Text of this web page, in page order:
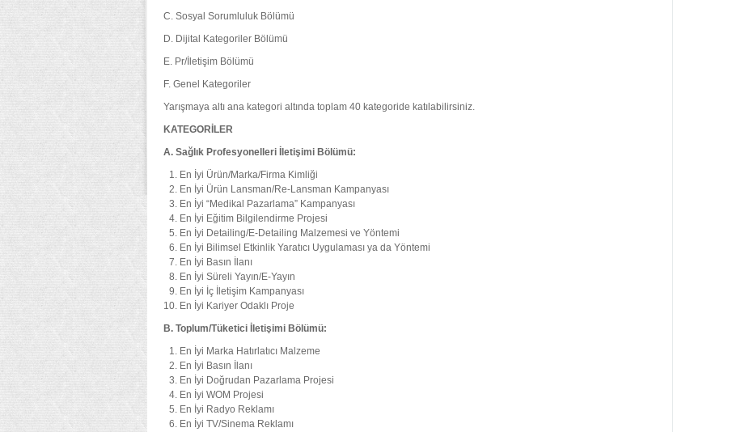
C. Sosyal Sorumluluk Bölümü
D. Dijital Kategoriler Bölümü
E. Pr/İletişim Bölümü
F. Genel Kategoriler
Yarışmaya altı ana kategori altında toplam 40 kategoride katılabilirsiniz.
KATEGORİLER
A. Sağlık Profesyonelleri İletişimi Bölümü:
En İyi Ürün/Marka/Firma Kimliği
En İyi Ürün Lansman/Re-Lansman Kampanyası
En İyi “Medikal Pazarlama” Kampanyası
En İyi Eğitim Bilgilendirme Projesi
En İyi Detailing/E-Detailing Malzemesi ve Yöntemi
En İyi Bilimsel Etkinlik Yaratıcı Uygulaması ya da Yöntemi
En İyi Basın İlanı
En İyi Süreli Yayın/E-Yayın
En İyi İç İletişim Kampanyası
En İyi Kariyer Odaklı Proje
B. Toplum/Tüketici İletişimi Bölümü:
En İyi Marka Hatırlatıcı Malzeme
En İyi Basın İlanı
En İyi Doğrudan Pazarlama Projesi
En İyi WOM Projesi
En İyi Radyo Reklamı
En İyi TV/Sinema Reklamı